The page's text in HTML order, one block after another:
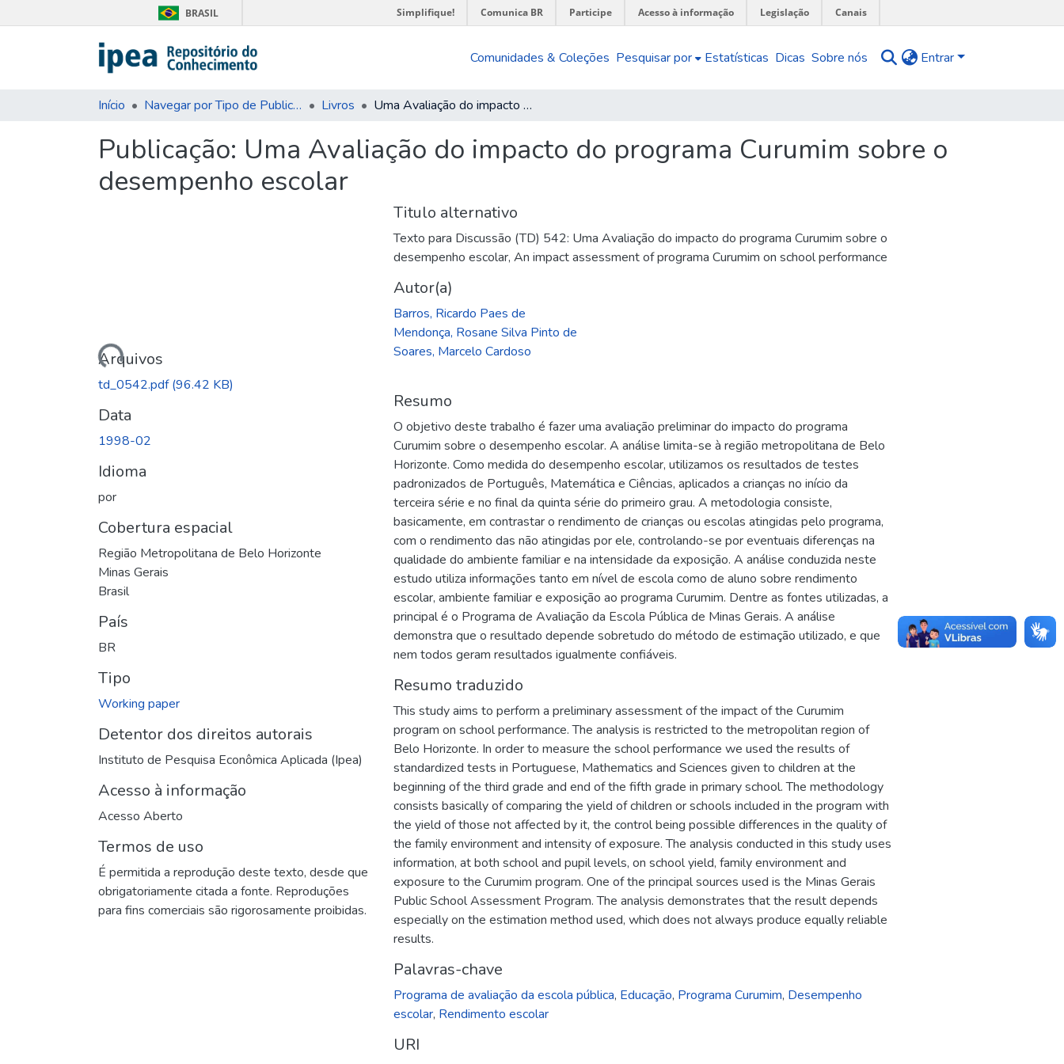
BRASIL Simplifique! Comunica BR Participe Acesso à informação Legislação Canais
Comunidades & Coleções Pesquisar por Estatísticas Dicas Sobre nós Entrar
Início Navegar por Tipo de Publicação Livros Uma Avaliação do impacto do programa Curumim sobre o desempenho escolar
Publicação: Uma Avaliação do impacto do programa Curumim sobre o
desempenho escolar
Carregando...
Arquivos
td_0542.pdf(96.42 KB)
Data
1998-02
Idioma
por
Cobertura espacial
Região Metropolitana de Belo Horizonte
Minas Gerais
Brasil
País
BR
Tipo
Working paper
Detentor dos direitos autorais
Instituto de Pesquisa Econômica Aplicada (Ipea)
Acesso à informação
Acesso Aberto
Termos de uso
É permitida a reprodução deste texto, desde que
obrigatoriamente citada a fonte. Reproduções
para fins comerciais são rigorosamente proibidas.
Titulo alternativo
Texto para Discussão (TD) 542: Uma Avaliação do impacto do programa Curumim sobre o
desempenho escolar,An impact assessment of programa Curumim on school performance
Autor(a)
Barros, Ricardo Paes de
Mendonça, Rosane Silva Pinto de
Soares, Marcelo Cardoso
Resumo
O objetivo deste trabalho é fazer uma avaliação preliminar do impacto do programa
Curumim sobre o desempenho escolar. A análise limita-se à região metropolitana de Belo
Horizonte. Como medida do desempenho escolar, utilizamos os resultados de testes
padronizados de Português, Matemática e Ciências, aplicados a crianças no início da
terceira série e no final da quinta série do primeiro grau. A metodologia consiste,
basicamente, em contrastar o rendimento de crianças ou escolas atingidas pelo programa,
com o rendimento das não atingidas por ele, controlando-se por eventuais diferenças na
qualidade do ambiente familiar e na intensidade da exposição. A análise conduzida neste
estudo utiliza informações tanto em nível de escola como de aluno sobre rendimento
escolar, ambiente familiar e exposição ao programa Curumim. Dentre as fontes utilizadas, a
principal é o Programa de Avaliação da Escola Pública de Minas Gerais. A análise
demonstra que o resultado depende sobretudo do método de estimação utilizado, e que
nem todos geram resultados igualmente confiáveis.
Resumo traduzido
This study aims to perform a preliminary assessment of the impact of the Curumim
program on school performance. The analysis is restricted to the metropolitan region of
Belo Horizonte. In order to measure the school performance we used the results of
standardized tests in Portuguese, Mathematics and Sciences given to children at the
beginning of the third grade and end of the fifth grade in primary school. The methodology
consists basically of comparing the yield of children or schools included in the program with
the yield of those not affected by it, the control being possible differences in the quality of
the family environment and intensity of exposure. The analysis conducted in this study uses
information, at both school and pupil levels, on school yield, family environment and
exposure to the Curumim program. One of the principal sources used is the Minas Gerais
Public School Assessment Program. The analysis demonstrates that the result depends
especially on the estimation method used, which does not always produce equally reliable
results.
Palavras-chave
Programa de avaliação da escola pública, Educação, Programa Curumim, Desempenho
escolar, Rendimento escolar
URI